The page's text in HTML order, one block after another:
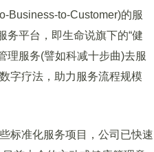
to-Customer)的服
务平台，即生命说旗下的“健
理服务(譬如科减十步曲)去服
字疗法，助力服务流程规模
准化服务项目，公司已快速